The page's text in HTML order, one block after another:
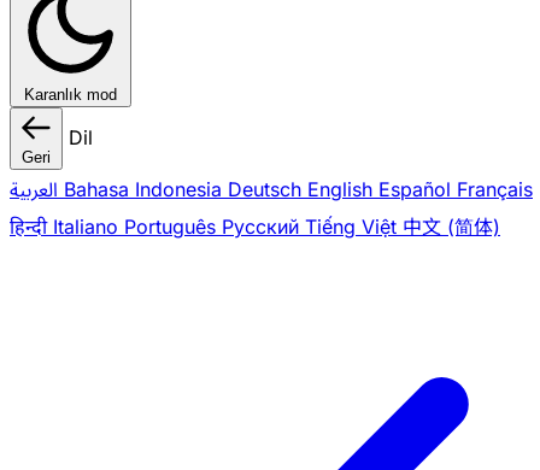
Karanlık mod
Geri
Dil
Bahasa Indonesia Deutsch English Español Français
हिन्दी Italiano Português Pусский Tiếng Việt 中文 (简体)